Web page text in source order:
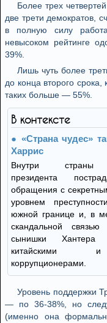
Более трех
две трети демократов,
в полную силу
невысоком рейтинге
39%.
Лишь чуть более
до конца второго
таких больше — 55%.
В контексте
«Страна чудес»
Харрис
Внутри страны
президента
обращения с
уровнем
южной границе и, в
скандальной связью
сынишки Хантера
китайскими
коррупционерами.
Уровень поддержки
— по 36-38%, но
(именно она